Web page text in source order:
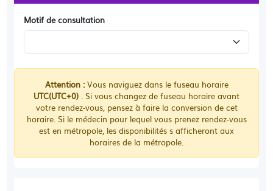
Motif de consultation
Attention :Vous naviguez dans le fuseau horaire
UTC(UTC+0) . Si vous changez de fuseau horaire avant
votre rendez-vous, pensez à faire la conversion de cet
horaire. Si le médecin pour lequel vous prenez rendez-vous
est en métropole, les disponibilités s afficheront aux
horaires de la métropole.